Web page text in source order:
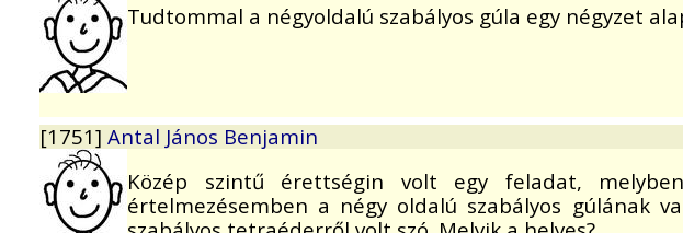
Tudtommal a négyoldalú szabályos gúla egy négyzet
[1751] Antal János Benjamin
Közép szintű érettségin volt egy feladat,
értelmezésemben a négy oldalú szabályos gúlának